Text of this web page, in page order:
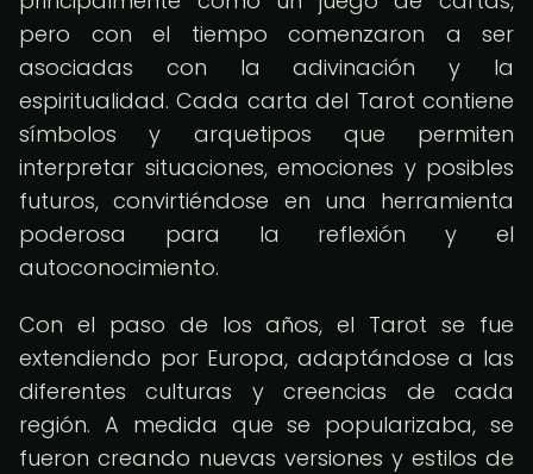
pero con el tiempo comenzaron a ser
asociadas con la adivinación y la
espiritualidad. Cada carta del Tarot contiene
símbolos y arquetipos que permiten
interpretar situaciones, emociones y posibles
futuros, convirtiéndose en una herramienta
poderosa para la reflexión y el
autoconocimiento.
Con el paso de los años, el Tarot se fue
extendiendo por Europa, adaptándose a las
diferentes culturas y creencias de cada
región. A medida que se popularizaba, se
fueron creando nuevas versiones y estilos de